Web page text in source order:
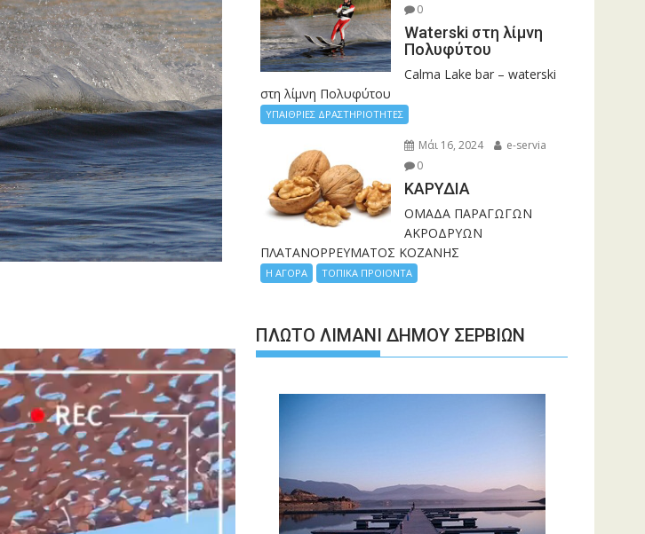
0
Waterski στη λίμνη
Πολυφύτου
Calma Lake bar – waterski
στη λίμνη Πολυφύτου
ΥΠΑΙΘΡΙΕΣ ΔΡΑΣΤΗΡΙΟΤΗΤΕΣ
Μάι 16, 2024
e-servia
0
ΚΑΡΥΔΙΑ
ΟΜΑΔΑ ΠΑΡΑΓΩΓΩΝ
ΑΚΡΟΔΡΥΩΝ
ΠΛΑΤΑΝΟΡΡΕΥΜΑΤΟΣ ΚΟΖΑΝΗΣ
Η ΑΓΟΡΑ ΤΟΠΙΚΑ ΠΡΟΙΟΝΤΑ
ΠΛΩΤΌ ΛΙΜΆΝΙ ΔΉΜΟΥ ΣΕΡΒΊΩΝ